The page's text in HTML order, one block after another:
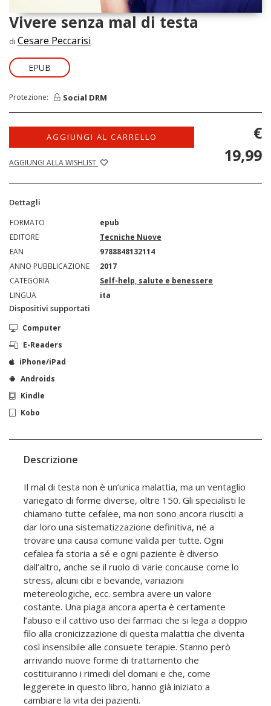
Vivere senza mal di testa
di Cesare Peccarisi
EPUB
Protezione: Social DRM
AGGIUNGI AL CARRELLO
AGGIUNGI ALLA WISHLIST
€
19,99
Dettagli
FORMATO
epub
EDITORE
Tecniche Nuove
EAN
9788848132114
ANNO PUBBLICAZIONE
2017
CATEGORIA
Self-help, salute e benessere
LINGUA
ita
Dispositivi supportati
Computer
E-Readers
iPhone/iPad
Androids
Kindle
Kobo
Descrizione
Il mal di testa non è un’unica malattia, ma un ventaglio
variegato di forme diverse, oltre 150. Gli specialisti le
chiamano tutte cefalee, ma non sono ancora riusciti a
dar loro una sistematizzazione definitiva, né a
trovare una causa comune valida per tutte. Ogni
cefalea fa storia a sé e ogni paziente è diverso
dall’altro, anche se il ruolo di varie concause come lo
stress, alcuni cibi e bevande, variazioni
metereologiche, ecc. sembra avere un valore
costante. Una piaga ancora aperta è certamente
l’abuso e il cattivo uso dei farmaci che si lega a doppio
filo alla cronicizzazione di questa malattia che diventa
così insensibile alle consuete terapie. Stanno però
arrivando nuove forme di trattamento che
costituiranno i rimedi del domani e che, come
leggerete in questo libro, hanno già iniziato a
cambiare la vita dei pazienti.